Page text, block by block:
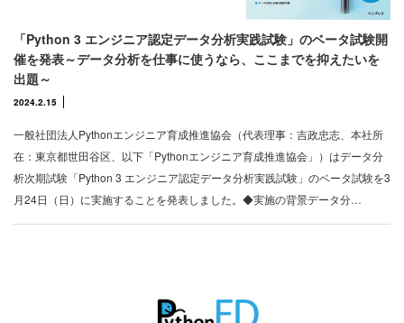
「Python 3 エンジニア認定データ分析実践試験」のベータ試験開
催を発表～データ分析を仕事に使うなら、ここまでを抑えたいを
出題～
2024.2.15
一般社団法人Pythonエンジニア育成推進協会（代表理事：吉政忠志、本社所
在：東京都世田谷区、以下「Pythonエンジニア育成推進協会」）はデータ分
析次期試験「Python 3 エンジニア認定データ分析実践試験」のベータ試験を3
月24日（日）に実施することを発表しました。◆実施の背景データ分…